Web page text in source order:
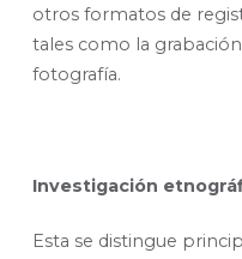
otros formatos de
tales como la
fotografía.
Investigación
Esta se distingue